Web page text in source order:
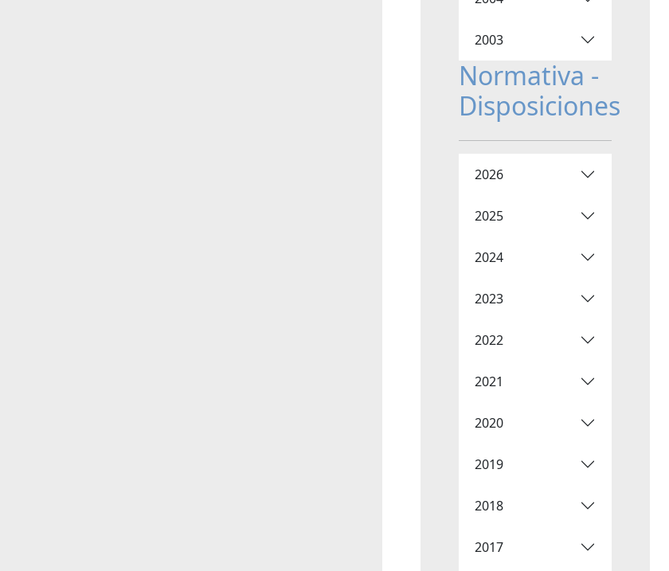
2003
Normativa -
Disposiciones
2026
2025
2024
2023
2022
2021
2020
2019
2018
2017